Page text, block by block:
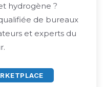
hydrogène ?
de bureaux
et experts du